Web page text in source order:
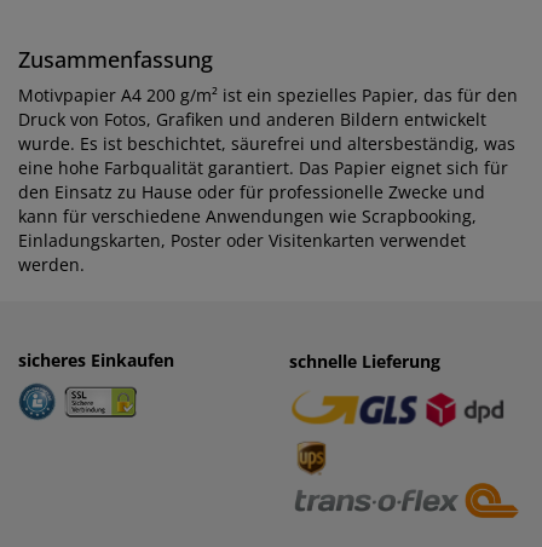
Zusammenfassung
Motivpapier A4 200 g/m² ist ein spezielles Papier, das für den
Druck von Fotos, Grafiken und anderen Bildern entwickelt
wurde. Es ist beschichtet, säurefrei und altersbeständig, was
eine hohe Farbqualität garantiert. Das Papier eignet sich für
den Einsatz zu Hause oder für professionelle Zwecke und
kann für verschiedene Anwendungen wie Scrapbooking,
Einladungskarten, Poster oder Visitenkarten verwendet
werden.
sicheres Einkaufen einfaches Zahlen
· Rechnung
· Vorkasse
schnelle Lieferung